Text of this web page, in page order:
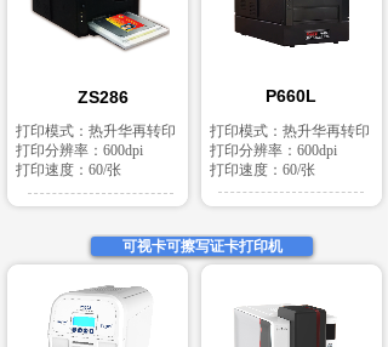
打印模式：热升华再转印
打印分辨率：600dpi
打印速度：60/张
P660L
打印模式：热升华再转印
打印分辨率：600dpi
打印速度：60/张
ZS286
可视卡可擦写证卡打印机